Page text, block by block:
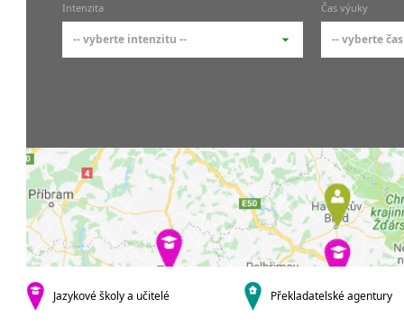
-- vyberte město --
pražské městské části
Praha 7
Praha 9
Praha 10
krajská města
Brno
Plzeň
malá města podle abecedy
-- vyberte
kurzy s
Online
Letní
Intenzita
-- vyberte intenzitu --
9-14 hodin týdně
20 a více hodin týdně
Čas výuky
-- vyberte
Večerní
Noční
Jazykové školy a učitelé Překladatelské agentury